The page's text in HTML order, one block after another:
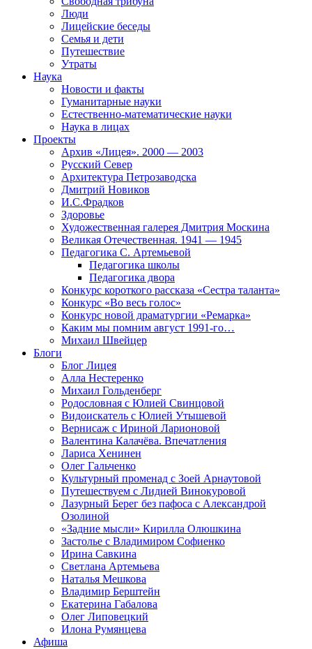
Люди
Лицейские беседы
Семья и дети
Путешествие
Утраты
Наука
Новости и факты
Гуманитарные науки
Естественно-математические науки
Наука в лицах
Проекты
Архив «Лицея». 2000 — 2003
Русский Север
Архитектура Петрозаводска
Дмитрий Новиков
И.С.Фрадков
Здоровье
Художественная галерея Дмитрия Москина
Великая Отечественная. 1941 — 1945
Педагогика С. Артемьевой
Педагогика школы
Педагогика двора
Конкурс короткого рассказа «Сестра таланта»
Конкурс «Во весь голос»
Конкурс новой драматургии «Ремарка»
Каким мы помним август 1991-го…
Михаил Швейцер
Блоги
Блог Лицея
Алла Нестеренко
Михаил Гольденберг
Родословная с Юлией Свинцовой
Видоискатель с Юлией Утышевой
Вернисаж с Ириной Ларионовой
Валентина Калачёва. Впечатления
Лариса Хенинен
Олег Гальченко
Культурный променад с Зоей Арнаутовой
Путешествуем с Лидией Винокуровой
Лазурный Берег без пафоса с Александрой
Озолиной
«Задние мысли» Кирилла Олюшкина
Застолье с Владимиром Софиенко
Ирина Савкина
Светлана Артемьева
Наталья Мешкова
Владимир Берштейн
Екатерина Габалова
Олег Липовецкий
Илона Румянцева
Афиша